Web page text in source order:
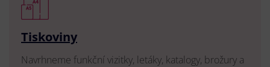
Tiskoviny
Navrhneme funkční vizitky, letáky, katalogy, brožury a